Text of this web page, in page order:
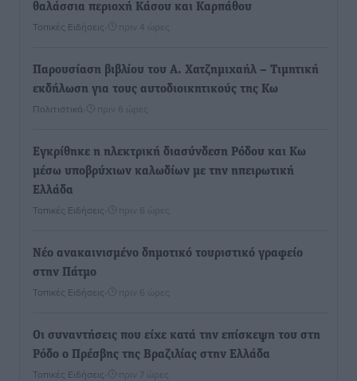
θαλάσσια περιοχή Κάσου και Καρπάθου
Τοπικές Ειδήσεις πριν 4 ώρες
Παρουσίαση βιβλίου του Α. Χατζημιχαήλ – Τιμητική
εκδήλωση για τους αυτοδιοικητικούς της Κω
Πολιτιστικά πριν 6 ώρες
Εγκρίθηκε η ηλεκτρική διασύνδεση Ρόδου και Κω
μέσω υποβρύχιων καλωδίων με την ηπειρωτική
Ελλάδα
Τοπικές Ειδήσεις πριν 6 ώρες
Νέο ανακαινισμένο δημοτικό τουριστικό γραφείο
στην Πάτμο
Τοπικές Ειδήσεις πριν 6 ώρες
Οι συναντήσεις που είχε κατά την επίσκεψη του στη
Ρόδο ο Πρέσβης της Βραζιλίας στην Ελλάδα
Τοπικές Ειδήσεις πριν 7 ώρες